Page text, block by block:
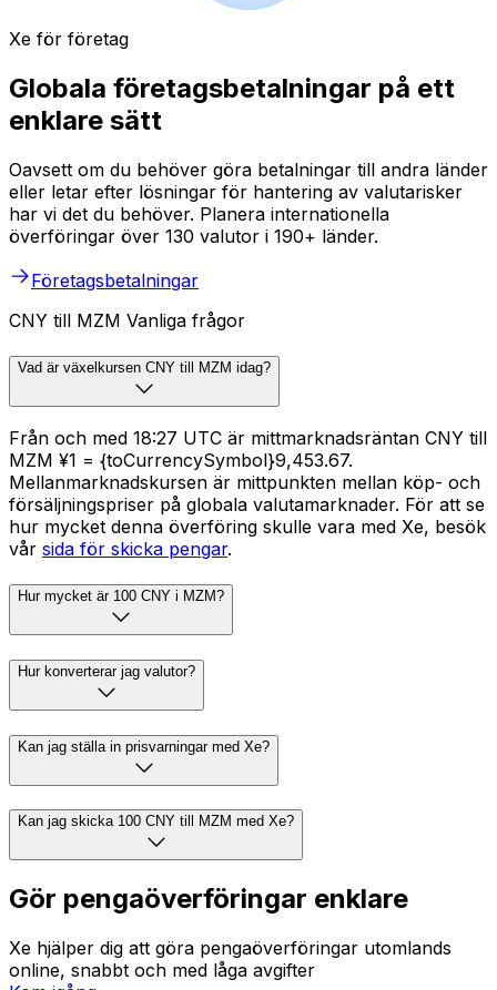
Xe för företag
Globala företagsbetalningar på ett
enklare sätt
Oavsett om du behöver göra betalningar till andra länder
eller letar efter lösningar för hantering av valutarisker
har vi det du behöver. Planera internationella
överföringar över 130 valutor i 190+ länder.
Företagsbetalningar
CNY till MZM Vanliga frågor
Vad är växelkursen CNY till MZM idag?
Från och med 18:27 UTC är mittmarknadsräntan CNY till
MZM ¥1 = {toCurrencySymbol}9,453.67.
Mellanmarknadskursen är mittpunkten mellan köp- och
försäljningspriser på globala valutamarknader. För att se
hur mycket denna överföring skulle vara med Xe, besök
vår sida för skicka pengar.
Hur mycket är 100 CNY i MZM?
Hur konverterar jag valutor?
Kan jag ställa in prisvarningar med Xe?
Kan jag skicka 100 CNY till MZM med Xe?
Gör pengaöverföringar enklare
Xe hjälper dig att göra pengaöverföringar utomlands
online, snabbt och med låga avgifter